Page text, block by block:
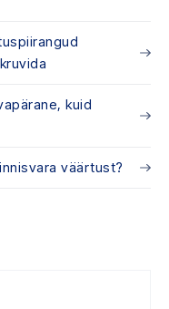
kuid
väärtust?